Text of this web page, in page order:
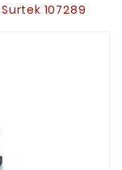
107289